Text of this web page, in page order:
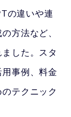
の違いや連
方法など、
した。スタ
事例、料金
テクニック